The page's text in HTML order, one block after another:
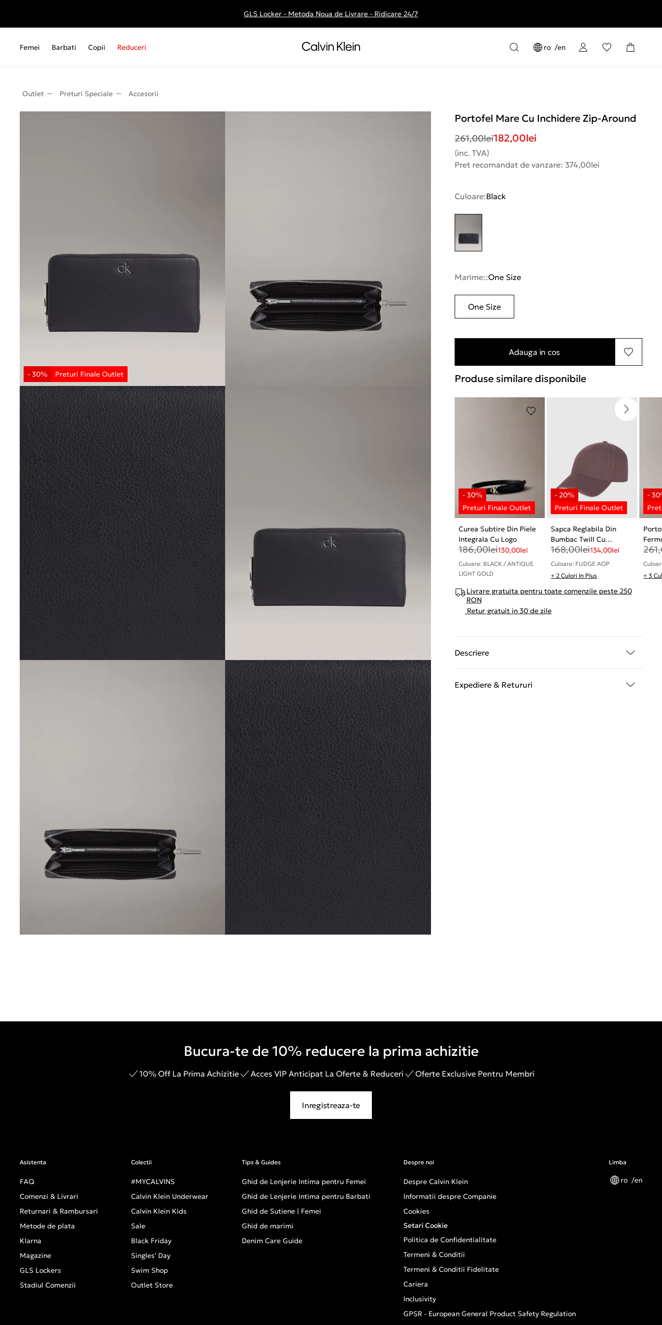
Livrare gratuita la comenzile de peste 250 RON
GLS Locker - Metoda Noua de Livrare - Ridicare 24/7
Femei Barbati Copii Reduceri ro en
Outlet Preturi Speciale Accesorii
Portofel Mare Cu Inchidere Zip-Around
261,00lei182,00lei
(inc. TVA)
Pret recomandat de vanzare: 374,00lei
Culoare:Black
Marime::One Size
One Size
Adauga in cos
Produse similare disponibile
Curea Subtire Din Piele
Integrala Cu Logo
186,00lei130,00lei
Culoare: BLACK / ANTIQUE
LIGHT GOLD
Sapca Reglabila Din
Bumbac Twill Cu
Emblema Logo
168,00lei134,00lei
Culoare: FUDGE AOP
+ 2 Culori In Plus
+ 3
Livrare gratuita pentru toate comenzile peste 250
RON
Retur gratuit in 30 de zile
Descriere
Expediere & Retururi
Bucura-te de 10% reducere la prima achizitie
10% Off La Prima Achizitie Acces VIP Anticipat La Oferte & Reduceri Oferte Exclusive Pentru Membri
Inregistreaza-te
Asistenta
FAQ
Comenzi & Livrari
Returnari & Rambursari
Metode de plata
Klarna
Magazine
GLS Lockers
Stadiul Comenzii
Colectii
#MYCALVINS
Calvin Klein Underwear
Calvin Klein Kids
Sale
Black Friday
Singles' Day
Swim Shop
Outlet Store
Tips & Guides
Ghid de Lenjerie Intima pentru Femei
Ghid de Lenjerie Intima pentru Barbati
Ghid de Sutiene | Femei
Ghid de marimi
Denim Care Guide
Despre noi
Despre Calvin Klein
Informatii despre Companie
Cookies
Setari Cookie
Politica de Confidentialitate
Termeni & Conditii
Termeni & Conditii Fidelitate
Cariera
Inclusivity
GPSR - European General Product Safety Regulation
Limba
ro en